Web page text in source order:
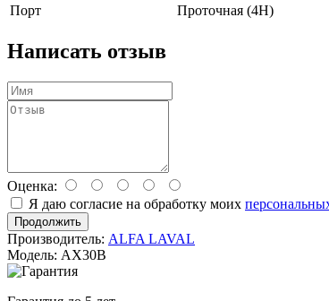
Порт
Проточная (4Н)
Написать отзыв
Оценка:
Я даю согласие на обработку моих
Продолжить
Производитель: ALFA LAVAL
Модель: AX30B